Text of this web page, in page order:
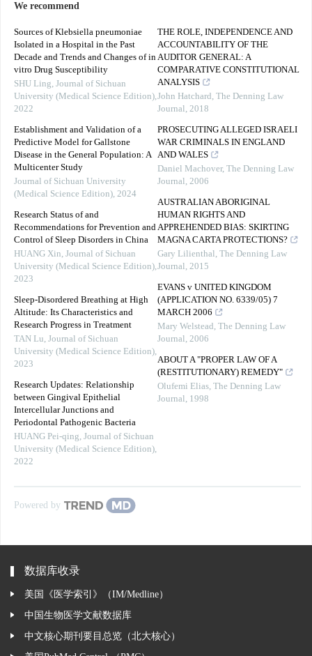
We recommend
Sources of Klebsiella pneumoniae
Isolated in a Hospital in the Past
Decade and Trends and Changes of in
vitro Drug Susceptibility
SHU Ling, Journal of Sichuan
University (Medical Science Edition),
2022
Establishment and Validation of a
Predictive Model for Gallstone
Disease in the General Population: A
Multicenter Study
Journal of Sichuan University
(Medical Science Edition), 2024
Research Status of and
Recommendations for Prevention and
Control of Sleep Disorders in China
HUANG Xin, Journal of Sichuan
University (Medical Science Edition),
2023
Sleep-Disordered Breathing at High
Altitude: Its Characteristics and
Research Progress in Treatment
TAN Lu, Journal of Sichuan
University (Medical Science Edition),
2023
Research Updates: Relationship
between Gingival Epithelial
Intercellular Junctions and
Periodontal Pathogenic Bacteria
HUANG Pei-qing, Journal of Sichuan
University (Medical Science Edition),
2022
THE ROLE, INDEPENDENCE AND
ACCOUNTABILITY OF THE
AUDITOR GENERAL: A
COMPARATIVE CONSTITUTIONAL
ANALYSIS
John Hatchard, The Denning Law
Journal, 2018
PROSECUTING ALLEGED ISRAELI
WAR CRIMINALS IN ENGLAND
AND WALES
Daniel Machover, The Denning Law
Journal, 2006
AUSTRALIAN ABORIGINAL
HUMAN RIGHTS AND
APPREHENDED BIAS: SKIRTING
MAGNA CARTA PROTECTIONS?
Gary Lilienthal, The Denning Law
Journal, 2015
EVANS v UNITED KINGDOM
(APPLICATION NO. 6339/05) 7
MARCH 2006
Mary Welstead, The Denning Law
Journal, 2006
ABOUT A "PROPER LAW OF A
(RESTITUTIONARY) REMEDY"
Olufemi Elias, The Denning Law
Journal, 1998
Powered by
数据库收录
美国《医学索引》（IM/Medline）
中国生物医学文献数据库
中文核心期刊要目总览（北大核心）